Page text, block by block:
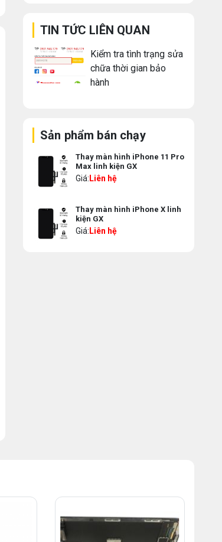
TIN TỨC LIÊN QUAN
Kiểm tra tình trạng sửa
chữa thời gian bảo
hành
Sản phẩm bán chạy
Thay màn hình iPhone 11 Pro
Max linh kiện GX
Giá: Liên hệ
Thay màn hình iPhone X linh
kiện GX
Giá:Liên hệ